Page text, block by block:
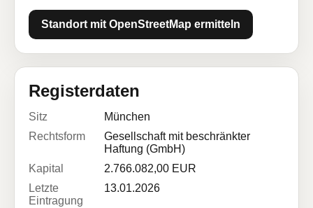
Standort mit OpenStreetMap ermitteln
Registerdaten
Sitz
München
Rechtsform
Gesellschaft mit beschränkter
Haftung (GmbH)
Kapital
2.766.082,00 EUR
Letzte
Eintragung
13.01.2026